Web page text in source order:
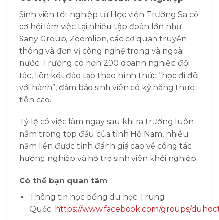
Sinh viên tốt nghiệp từ Học viện Trường Sa có
cơ hội làm việc tại nhiều tập đoàn lớn như
Sany Group, Zoomlion, các cơ quan truyền
thông và đơn vị công nghệ trong và ngoài
nước. Trường có hơn 200 doanh nghiệp đối
tác, liên kết đào tạo theo hình thức “học đi đôi
với hành”, đảm bảo sinh viên có kỹ năng thực
tiễn cao.
Tỷ lệ có việc làm ngay sau khi ra trường luôn
nằm trong top đầu của tỉnh Hồ Nam, nhiều
năm liền được tỉnh đánh giá cao về công tác
hướng nghiệp và hỗ trợ sinh viên khởi nghiệp.
Có thể bạn quan tâm
Thông tin học bổng du học Trung
Quốc: https://www.facebook.com/groups/